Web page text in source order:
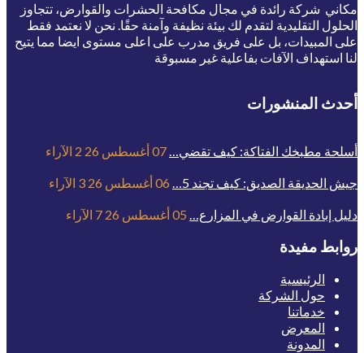
مكاني شركة رائدة في مجال مكافحة الحشرات والقوارض، تتجاوز
الحلول التقليدية لتقدم لك بيئة نظيفة وآمنة حقًا. نحن لا نعتمد فقط
على المبيدات، بل على فريق مدرب على اعلى مستوى ايضا مما يتيح
لنا استهداف الآفات بفاعلية غير مسبوقة
أحدث المنشورات
أسلحة مطبخك الفتاكة: كيف تقضي…07 أغسطس 26 2 الآراء
جيش الحديقة الصديق: كيف تجند 5… 06 أغسطس 26 3 الآراء
دليل إبادة القوارض في المزارع… 05 أغسطس 26 7 الآراء
روابط مفيدة
الرئيسية
حول الشركة
خدماتنا
المعرض
المدونة